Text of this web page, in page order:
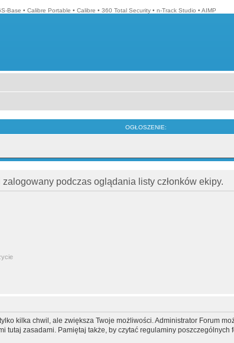
Base • Calibre Portable • Calibre • 360 Total Security • n-Track Studio • AIMP
OGŁOSZENIE:
podczas oglądania listy członków ekipy.
kilka chwil, ale zwiększa Twoje możliwości. Administrator Forum
zasadami. Pamiętaj także, by czytać regulaminy poszczególnych